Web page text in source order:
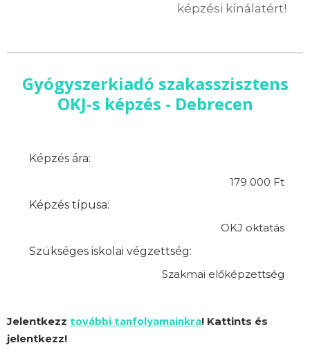
képzési kínálatért!
Gyógyszerkiadó szakasszisztens
OKJ-s képzés - Debrecen
Képzés ára:
179 000 Ft
Képzés típusa:
OKJ oktatás
Szükséges iskolai végzettség:
Szakmai előképzettség
Jelentkezz további tanfolyamainkra! Kattints és
jelentkezz!